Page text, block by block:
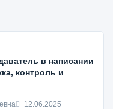
в написании
контроль и
12.06.2025